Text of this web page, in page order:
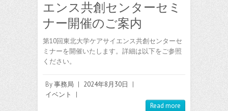
エンス共創センターセミ
ナー開催のご案内
第10回東北大学ケアサイエンス共創センターセ
ミナーを開催いたします。詳細は以下をご参照
ください。
By事務局 | 2024年8月30日
|
イベント
|
Read more